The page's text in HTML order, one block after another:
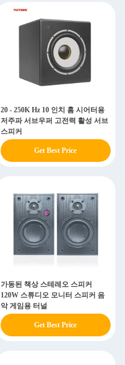
20 - 250K Hz 10 인치 홈 시어터용
저주파 서브우퍼 고전력 활성 서브
스피커
Get Best Price
가동된 책상 스테레오 스피커
120W 스튜디오 모니터 스피커 음
악 게임용 터널
Get Best Price